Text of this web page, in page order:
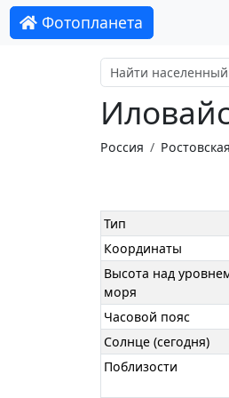
Фотопланета
Россия
Тип
Координаты
Высота над
моря
Часовой пояс
Солнце (сегодня)
Поблизости